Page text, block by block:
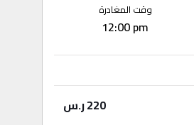
وقت المغادرة
12:00 pm
220ر.س